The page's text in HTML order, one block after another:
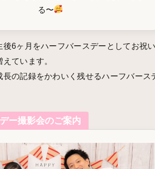
る〜
後6ヶ月をハーフバースデーとしてお祝
ています。
長の記録をかわいく残せるハーフバース
ー撮影会のご案内